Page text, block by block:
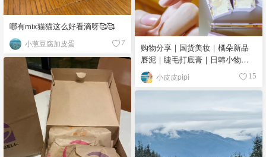
哪有mix猫猫这么好看滴呀🥰🥰
小葱豆腐加皮蛋 7
购物分享｜国货美妆｜橘朵新品
唇泥｜睫毛打底膏｜日韩小物｜
眼线笔｜美甲DIY💅
小皮皮pipi 15